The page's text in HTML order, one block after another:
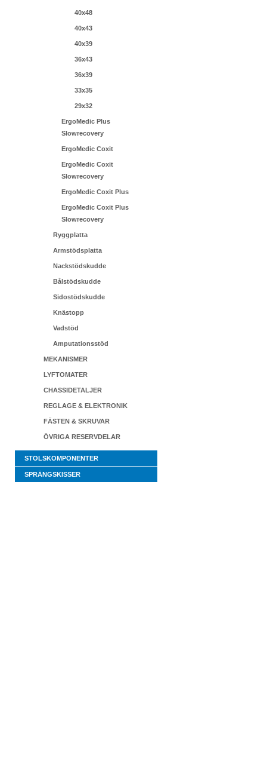
40x48
40x43
40x39
36x43
36x39
33x35
29x32
ErgoMedic Plus
Slowrecovery
ErgoMedic Coxit
ErgoMedic Coxit
Slowrecovery
ErgoMedic Coxit Plus
ErgoMedic Coxit Plus
Slowrecovery
Ryggplatta
Armstödsplatta
Nackstödskudde
Bålstödskudde
Sidostödskudde
Knästopp
Vadstöd
Amputationsstöd
MEKANISMER
LYFTOMATER
CHASSIDETALJER
REGLAGE & ELEKTRONIK
FÄSTEN & SKRUVAR
ÖVRIGA RESERVDELAR
STOLSKOMPONENTER
SPRÄNGSKISSER